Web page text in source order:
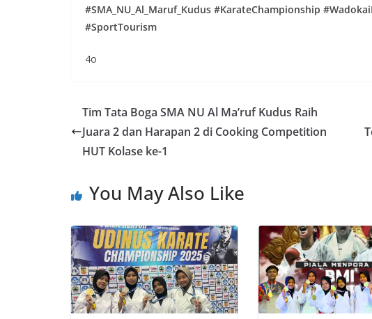
#SMA_NU_Al_Maruf_Kudus #KarateChampionship
#SportTourism
4o
Tim Tata Boga SMA NU Al Ma’ruf Kudus Raih
Juara 2 dan Harapan 2 di Cooking Competition
HUT Kolase ke-1
You May Also Like